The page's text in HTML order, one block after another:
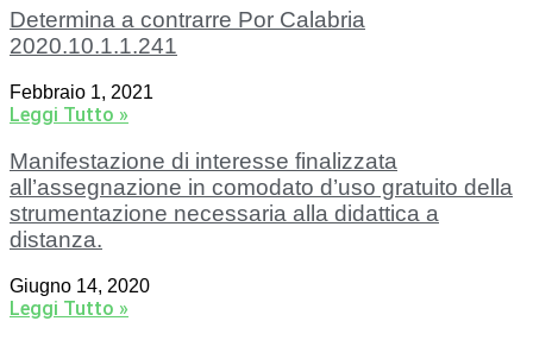
Determina a contrarre Por Calabria
2020.10.1.1.241
Febbraio 1, 2021
Leggi Tutto »
Manifestazione di interesse finalizzata
all’assegnazione in comodato d’uso gratuito della
strumentazione necessaria alla didattica a
distanza.
Giugno 14, 2020
Leggi Tutto »